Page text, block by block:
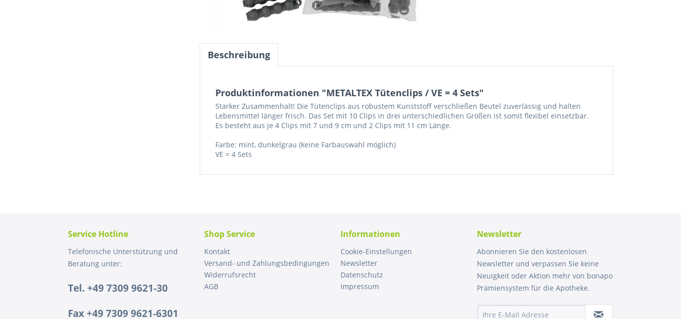
Beschreibung
Produktinformationen "METALTEX Tütenclips / VE = 4 Sets"
Starker Zusammenhalt! Die Tütenclips aus robustem Kunststoff verschließen Beutel zuverlässig und halten
Lebensmittel länger frisch. Das Set mit 10 Clips in drei unterschiedlichen Größen ist somit flexibel einsetzbar.
Es besteht aus je 4 Clips mit 7 und 9 cm und 2 Clips mit 11 cm Länge.
Farbe: mint, dunkelgrau (keine Farbauswahl möglich)
VE = 4 Sets
Service Hotline
Telefonische Unterstützung und
Beratung unter:
Tel. +49 7309 9621-30
Fax +49 7309 9621-6301
Shop Service
Kontakt
Versand- und Zahlungsbedingungen
Widerrufsrecht
AGB
Informationen
Cookie-Einstellungen
Newsletter
Datenschutz
Impressum
Newsletter
Abonnieren Sie den kostenlosen
Newsletter und verpassen Sie keine
Neuigkeit oder Aktion mehr von bonapo
Prämiensystem für die Apotheke.